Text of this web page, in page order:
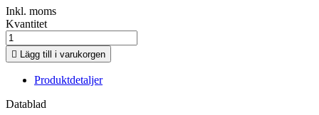
Inkl. moms
Kvantitet
 Lägg till i varukorgen
Produktdetaljer
Datablad